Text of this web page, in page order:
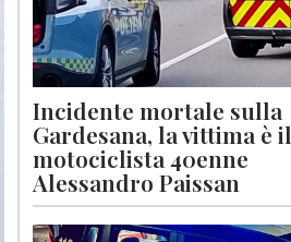
Incidente mortale sulla
Gardesana, la vittima è il
motociclista 40enne
Alessandro Paissan